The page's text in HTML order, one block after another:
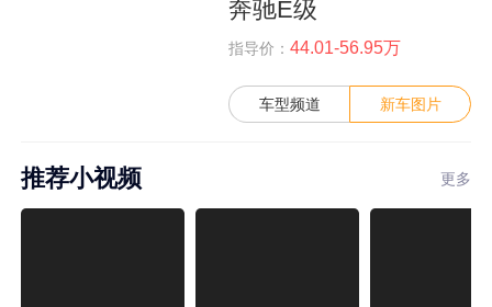
奔驰E级
指导价： 44.01-56.95万
车型频道 新车图片
推荐小视频 更多